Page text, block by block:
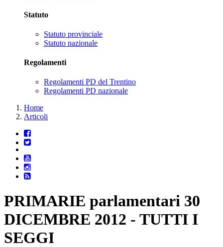
Statuto
Statuto provinciale
Statuto nazionale
Regolamenti
Regolamenti PD del Trentino
Regolamenti PD nazionale
Home
Articoli
PRIMARIE parlamentari 30
DICEMBRE 2012 - TUTTI I
SEGGI